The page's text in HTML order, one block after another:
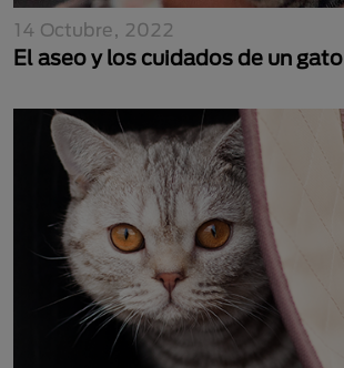
14 Octubre, 2022
El aseo y los cuidados de un gato